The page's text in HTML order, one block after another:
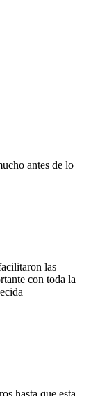
antes de lo
las
con toda la
hasta que esta